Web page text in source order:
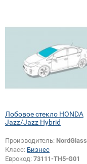
Лобовое стекло HONDA
Jazz/Jazz Hybrid
Производитель: NordGlass
Класс: Бизнес
Еврокод: 73111-TH5-G01